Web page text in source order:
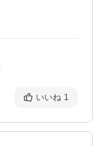
いいね 1